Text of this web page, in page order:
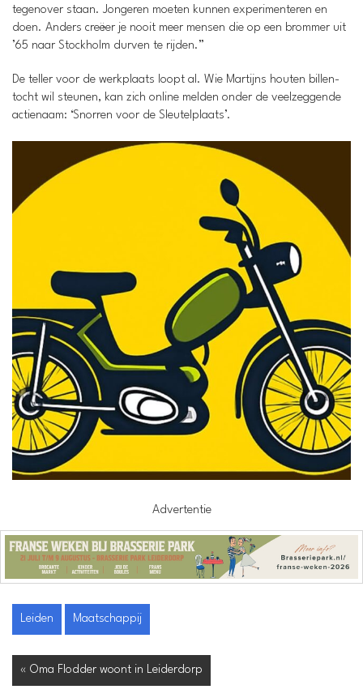
tegenover staan. Jongeren moeten kunnen experimenteren en
doen. Anders creëer je nooit meer mensen die op een brommer uit
’65 naar Stockholm durven te rijden.”
De teller voor de werkplaats loopt al. Wie Martijns houten billen-
tocht wil steunen, kan zich online melden onder de veelzeggende
actienaam: ‘Snorren voor de Sleutelplaats’.
Advertentie
Leiden Maatschappij
« Oma Flodder woont in Leiderdorp